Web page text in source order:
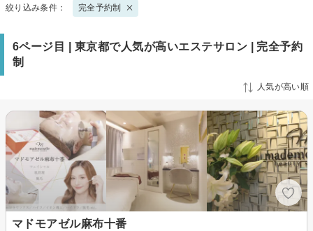
絞り込み条件： 完全予約制
6ページ目 | 東京都で人気が高いエステサロン | 完全予約
制
人気が高い順
マドモアゼル麻布十番